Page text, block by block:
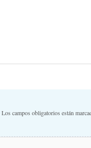
Los campos obligatorios están